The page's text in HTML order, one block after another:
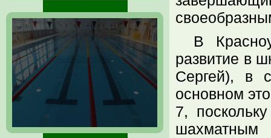
В
развитие в
Сергей), в
основном
7,
шахматным